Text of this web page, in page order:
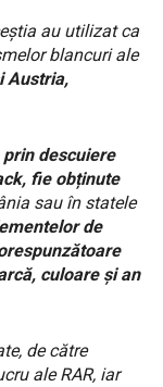
au utilizat ca
blancuri ale
Austria,
descuiere
fie obținute
sau în statele
de
culoare și an
de către
ale RAR, iar